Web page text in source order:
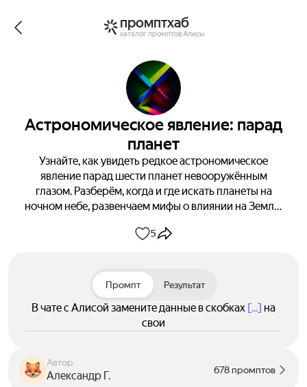
промптхаб
каталог промптов Алисы
Астрономическое явление: парад
планет
Узнайте, как увидеть редкое астрономическое
явление парад шести планет невооружённым
глазом. Разберём, когда и где искать планеты на
ночном небе, развенчаем мифы о влиянии на Землю
Приготовьтесь к волшебному вечеру под открытым
5
Промпт Результат
В чате с Алисой замените данные в скобках [...] на
свои
Автор
Александр Г. 678 промптов